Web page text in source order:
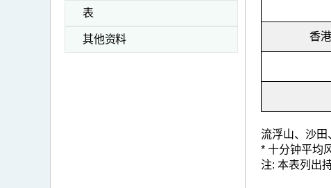
表
其他资料 香
流浮山、沙田
* 十分钟平均
注: 本表列出